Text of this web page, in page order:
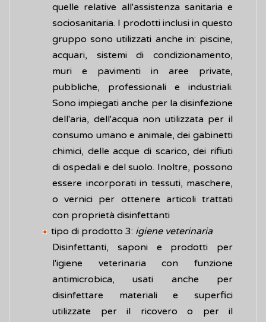
quelle relative all'assistenza sanitaria e
sociosanitaria. I prodotti inclusi in questo
gruppo sono utilizzati anche in: piscine,
acquari, sistemi di condizionamento,
muri e pavimenti in aree private,
pubbliche, professionali e industriali.
Sono impiegati anche per la disinfezione
dell'aria, dell'acqua non utilizzata per il
consumo umano e animale, dei gabinetti
chimici, delle acque di scarico, dei rifiuti
di ospedali e del suolo. Inoltre, possono
essere incorporati in tessuti, maschere,
o vernici per ottenere articoli trattati
con proprietà disinfettanti
tipo di prodotto 3: igiene veterinaria
Disinfettanti, saponi e prodotti per
l'igiene veterinaria con funzione
antimicrobica, usati anche per
disinfettare materiali e superfici
utilizzate per il ricovero o per il